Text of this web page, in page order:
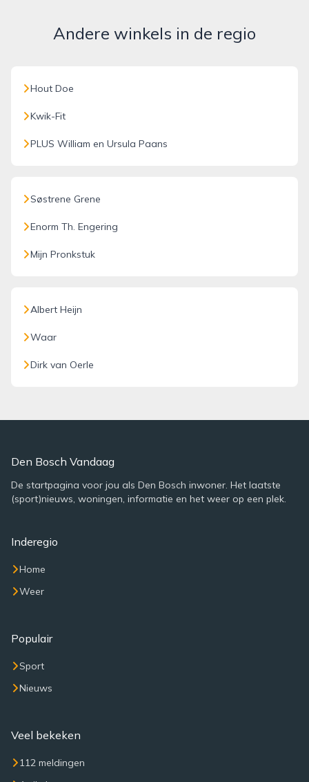
Andere winkels in de regio
Hout Doe
Kwik-Fit
PLUS William en Ursula Paans
Søstrene Grene
Enorm Th. Engering
Mijn Pronkstuk
Albert Heijn
Waar
Dirk van Oerle
Den Bosch Vandaag
De startpagina voor jou als Den Bosch inwoner. Het laatste
(sport)nieuws, woningen, informatie en het weer op een plek.
Inderegio
Home
Weer
Populair
Sport
Nieuws
Veel bekeken
112 meldingen